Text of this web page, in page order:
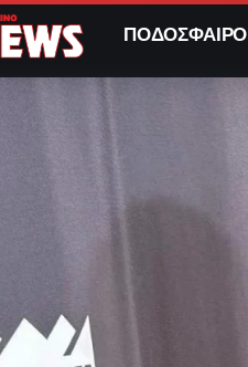
ΠΟΔΟΣΦΑΙΡΟ